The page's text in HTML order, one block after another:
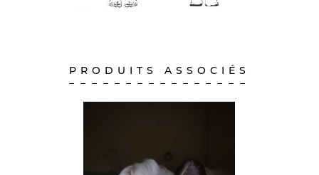
PRODUITS ASSOCIÉS